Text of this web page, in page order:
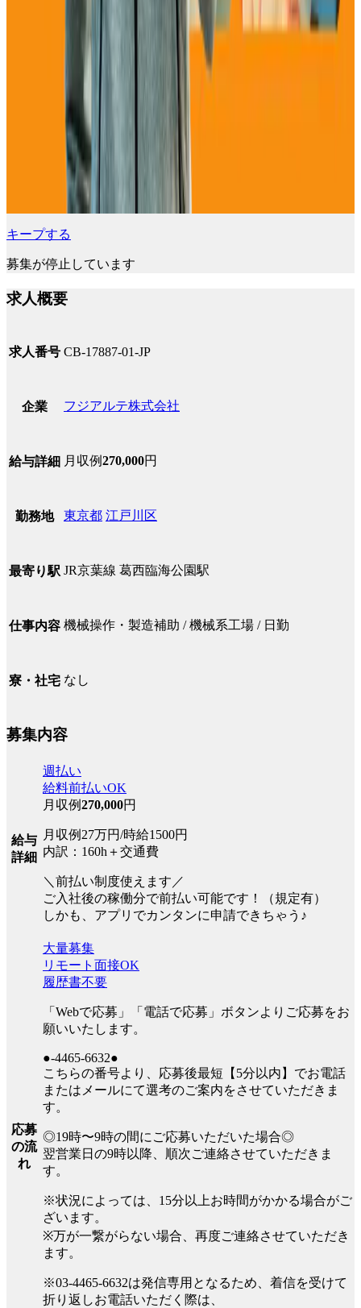
キープする
募集が停止しています
求人概要
求人番号 CB-17887-01-JP
企業 フジアルテ株式会社
給与詳細 月収例270,000円
勤務地 東京都 江戸川区
最寄り駅 JR京葉線 葛西臨海公園駅
仕事内容 機械操作・製造補助 / 機械系工場 / 日勤
寮・社宅 なし
募集内容
給与
詳細
週払い
給料前払いOK
月収例270,000円
月収例27万円/時給1500円
内訳：160h＋交通費
＼前払い制度使えます／
ご入社後の稼働分で前払い可能です！（規定有）
しかも、アプリでカンタンに申請できちゃう♪
応募
の流
れ
大量募集
リモート面接OK
履歴書不要
「Webで応募」「電話で応募」ボタンよりご応募をお
願いいたします。
●-4465-6632●
こちらの番号より、応募後最短【5分以内】でお電話
またはメールにて選考のご案内をさせていただきま
す。
◎19時〜9時の間にご応募いただいた場合◎
翌営業日の9時以降、順次ご連絡させていただきま
す。
※状況によっては、15分以上お時間がかかる場合がご
ざいます。
※万が一繋がらない場合、再度ご連絡させていただき
ます。
※03-4465-6632は発信専用となるため、着信を受けて
折り返しお電話いただく際は、